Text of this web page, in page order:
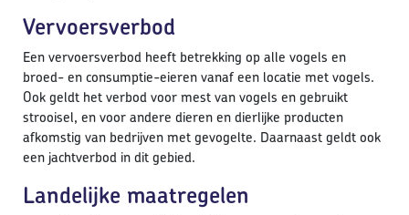
Vervoersverbod
Een vervoersverbod heeft betrekking op alle vogels en
broed- en consumptie-eieren vanaf een locatie met vogels.
Ook geldt het verbod voor mest van vogels en gebruikt
strooisel, en voor andere dieren en dierlijke producten
afkomstig van bedrijven met gevogelte. Daarnaast geldt ook
een jachtverbod in dit gebied.
Landelijke maatregelen